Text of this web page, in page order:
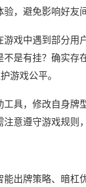
，避免影响好友
戏中遇到部分用
是有挂？确实存
游戏公平。
具，修改自身牌
意遵守游戏规则
出牌策略、暗杠